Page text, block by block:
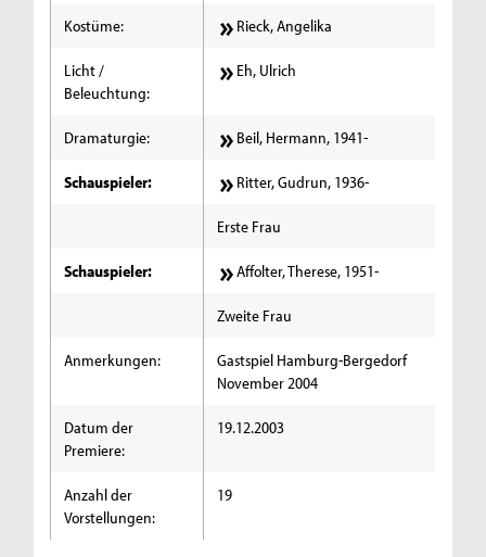
Kostüme: Rieck, Angelika
Licht /
Beleuchtung:
Eh, Ulrich
Dramaturgie: Beil, Hermann, 1941-
Schauspieler: Ritter, Gudrun, 1936-
Erste Frau
Schauspieler: Affolter, Therese, 1951-
Zweite Frau
Anmerkungen:
Gastspiel Hamburg-Bergedorf
November 2004
Datum der
Premiere:
19.12.2003
Anzahl der
Vorstellungen:
19